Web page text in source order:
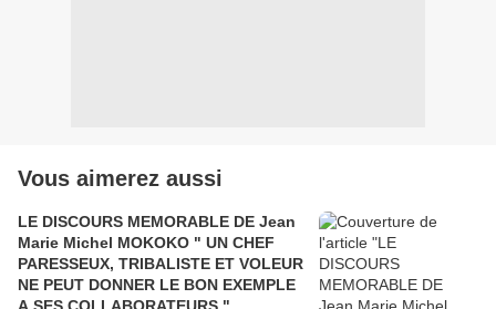
Vous aimerez aussi
LE DISCOURS MEMORABLE DE Jean
Marie Michel MOKOKO " UN CHEF
PARESSEUX, TRIBALISTE ET VOLEUR
NE PEUT DONNER LE BON EXEMPLE